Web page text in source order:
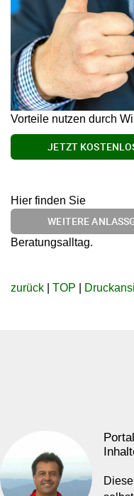
Vorteile nutzen durch
JETZT
Hier finden Sie
WEITERE
Beratungsalltag.
zurück TOP